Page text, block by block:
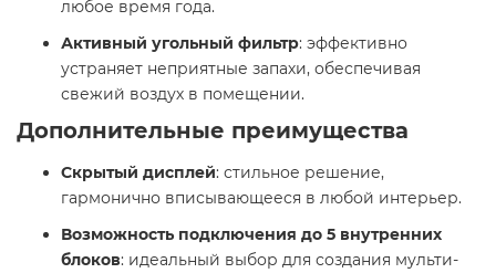
любое время года.
Активный угольный фильтр: эффективно
устраняет неприятные запахи, обеспечивая
свежий воздух в помещении.
Дополнительные преимущества
Скрытый дисплей: стильное решение,
гармонично вписывающееся в любой интерьер.
Возможность подключения до 5 внутренних
блоков: идеальный выбор для создания мульти-